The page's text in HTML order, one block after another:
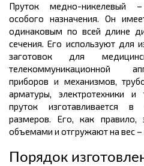
Пруток медно-никелевый
особого назначения. Он
одинаковым по всей длине
сечения. Его используют для
заготовок для
телекоммуникационной
приборов и механизмов,
арматуры, электротехники
пруток изготавливается
размеров. Его, как правило,
объемами и отгружают на вес –
Порядок